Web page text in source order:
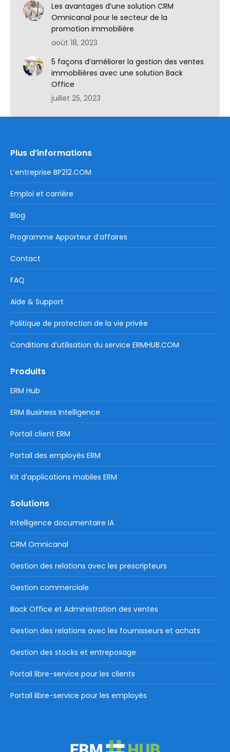
Les avantages d’une solution CRM
Omnicanal pour le secteur de la
promotion immobilière
août 18, 2023
5 façons d’améliorer la gestion des ventes
immobilières avec une solution Back
Office
juillet 25, 2023
Plus d’informations
L’entreprise BP212.COM
Emploi et carrière
Blog
Programme Apporteur d’affaires
Contact
FAQ
Aide & Support
Politique de protection de la vie privée
Conditions d’utilisation du service ERMHUB.COM
Produits
ERM Hub
ERM Business Intelligence
Portail client ERM
Portail des employés ERM
Kit d’applications mobiles ERM
Solutions
Intelligence documentaire IA
CRM Omnicanal
Gestion des relations avec les prescripteurs
Gestion commerciale
Back Office et Administration des ventes
Gestion des relations avec les fournisseurs et achats
Gestion des stocks et entreposage
Portail libre-service pour les clients
Portail libre-service pour les employés